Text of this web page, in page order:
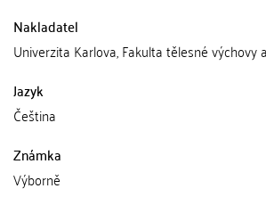
Nakladatel
Univerzita Karlova, Fakulta tělesné výchovy
Jazyk
Čeština
Známka
Výborně